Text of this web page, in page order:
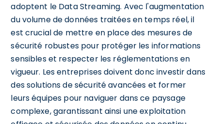
adoptent le Data Streaming. Avec l'augmentation
du volume de données traitées en temps réel, il
est crucial de mettre en place des mesures de
sécurité robustes pour protéger les informations
sensibles et respecter les réglementations en
vigueur. Les entreprises doivent donc investir dans
des solutions de sécurité avancées et former
leurs équipes pour naviguer dans ce paysage
complexe, garantissant ainsi une exploitation